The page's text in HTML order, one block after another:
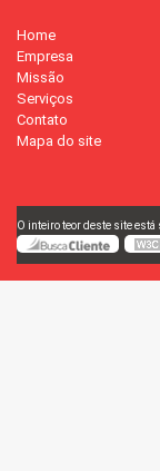
Home
Empresa
Missão
Serviços
Contato
Mapa do site
O inteiro teor deste site